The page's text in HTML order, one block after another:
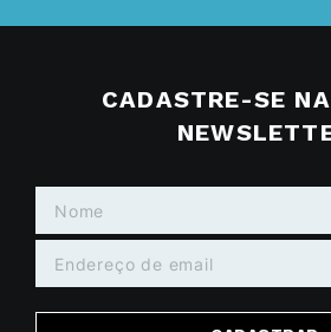
CADASTRE-SE